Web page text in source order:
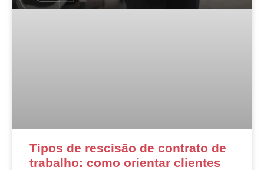
Tipos de rescisão de contrato de
trabalho: como orientar clientes